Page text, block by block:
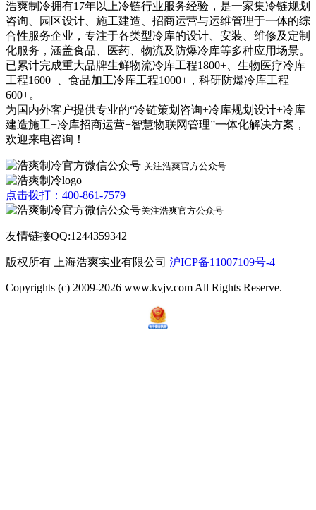
浩爽制冷拥有17年以上冷链行业服务经验，是一家集冷链规划
咨询、园区设计、施工建造、招商运营与运维管理于一体的综
合性服务企业，专注于各类型冷库的设计、安装、维修及定制
化服务，涵盖食品、医药、物流及防爆冷库等多种应用场景。
已累计完成重大品牌生鲜物流冷库工程1800+、生物医疗冷库
工程1600+、食品加工冷库工程1000+，科研防爆冷库工程
600+。
为国内外客户提供专业的“冷链策划咨询+冷库规划设计+冷库
建造施工+冷库招商运营+智慧物联网管理”一体化解决方案，
欢迎来电咨询！
关注浩爽官方公众号
点击拨打：400-861-7579
关注浩爽官方公众号
友情链接QQ:1244359342
版权所有 上海浩爽实业有限公司 沪ICP备11007109号-4
Copyrights (c) 2009-2026 www.kvjv.com All Rights Reserve.